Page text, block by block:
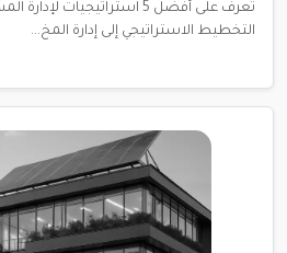
تعرف على أفضل 5 استراتيجيات
التخطيط الاستراتيجي إلى إدارة المخ...